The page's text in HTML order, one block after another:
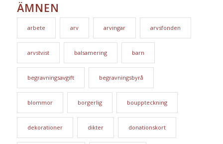
ÄMNEN
arbete arv arvingar arvsfonden
arvstvist balsamering barn
begravningsavgift begravningsbyrå
blommor borgerlig bouppteckning
dekorationer dikter donationskort